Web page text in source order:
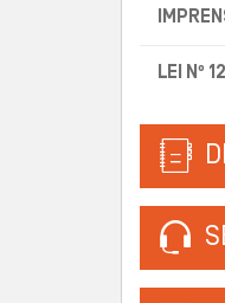
LEI Nº